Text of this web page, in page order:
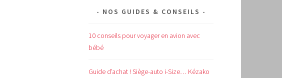
NOS GUIDES & CONSEILS
10 conseils pour voyager en avion avec
bébé
Guide d’achat ! Siège-auto i-Size… Kézako